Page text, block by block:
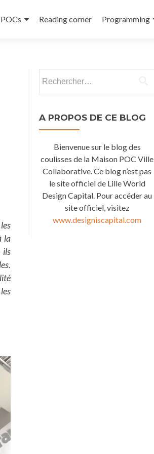
Reading corner Programming
la
ils
A PROPOS DE CE BLOG
Bienvenue sur le blog des
coulisses de la Maison POC Ville
Collaborative. Ce blog n’est pas
le site officiel de Lille World
Design Capital. Pour accéder au
site officiel, visitez
www.designiscapital.com